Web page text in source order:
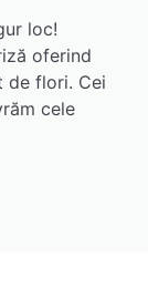
loc!
oferind
de flori. Cei
cele